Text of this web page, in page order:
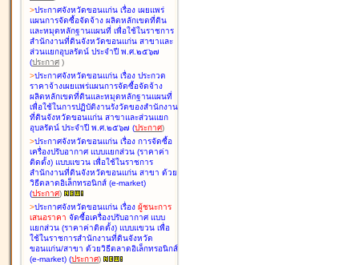
>ประกาศจังหวัดขอนแก่น เรื่อง เผยแพร่
แผนการจัดซื้อจัดจ้าง ผลิตหลักเขตที่ดิน
และหมุดหลักฐานแผนที่ เพื่อใช้ในราชการ
สำนักงานที่ดินจังหวัดขอนแก่น สาขาและ
ส่วนแยกอุบลรัตน์ ประจำปี พ.ศ.๒๕๖๗
(ประกาศ )
>ประกาศจังหวัดขอนแก่น เรื่อง ประกวด
ราคาจ้างเผยแพร่แผนการจัดซื้อจัดจ้าง
ผลิตหลักเขตที่ดินและหมุดหลักฐานแผนที่
เพื่อใช้ในการปฏิบัติงานรังวัดของสำนักงาน
ที่ดินจังหวัดขอนแก่น สาขาและส่วนแยก
อุบลรัตน์ ประจำปี พ.ศ.๒๕๖๗ (ประกาศ)
>ประกาศจังหวัดขอนแก่น เรื่อง การจัดซื้อ
เครื่องปรับอากาศ แบบแยกส่วน (ราคาค่า
ติดตั้ง) แบบแขวน เพื่อใช้ในราชการ
สำนักงานที่ดินจังหวัดขอนแก่น สาขา ด้วย
วิธีตลาดอิเล็กทรอนิกส์ (e-market)
(ประกาศ)
>ประกาศจังหวัดขอนแก่น เรื่อง ผู้ชนะการ
เสนอราคา จัดซื้อเครื่องปรับอากาศ แบบ
แยกส่วน (ราคาค่าติดตั้ง) แบบแขวน เพื่อ
ใช้ในราชการสำนักงานที่ดินจังหวัด
ขอนแก่น/สาขา ด้วยวิธีตลาดอิเล็กทรอนิกส์
(e-market) (ประกาศ)